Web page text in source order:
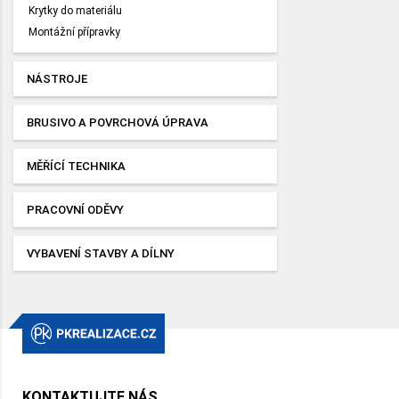
Krytky do materiálu
Montážní přípravky
NÁSTROJE
BRUSIVO A POVRCHOVÁ ÚPRAVA
MĚŘÍCÍ TECHNIKA
PRACOVNÍ ODĚVY
VYBAVENÍ STAVBY A DÍLNY